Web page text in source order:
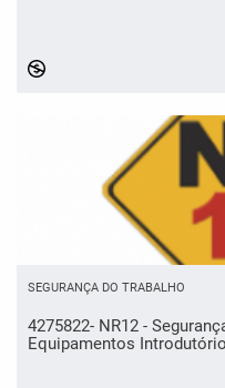
SEGURANÇA DO TRABALHO
4275822- NR12 -
Equipamentos